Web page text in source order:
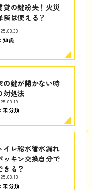
貸の鍵紛失！火災
険は使える？
知識
の鍵が開かない時
対処法
未分類
イレ給水管水漏れ
ッキン交換自分で
きる？
未分類